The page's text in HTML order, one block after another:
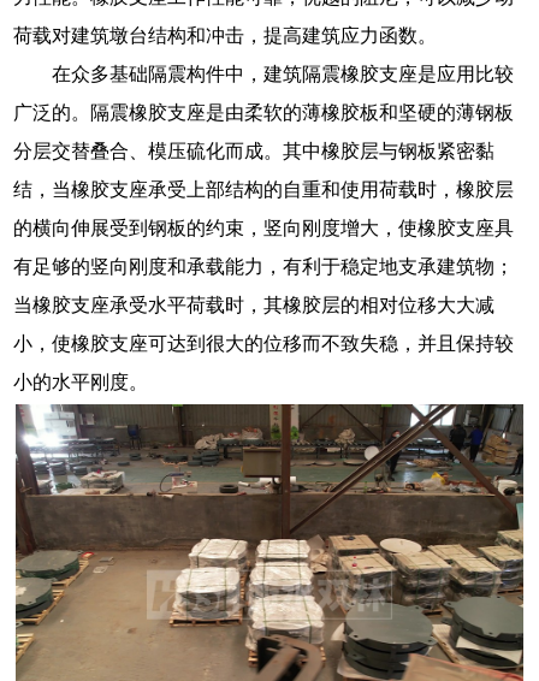
荷载对建筑墩台结构和冲击，提高建筑应力函数。
在众多基础隔震构件中，建筑隔震橡胶支座是应用比较
广泛的。隔震橡胶支座是由柔软的薄橡胶板和坚硬的薄钢板
分层交替叠合、模压硫化而成。其中橡胶层与钢板紧密黏
结，当橡胶支座承受上部结构的自重和使用荷载时，橡胶层
的横向伸展受到钢板的约束，竖向刚度增大，使橡胶支座具
有足够的竖向刚度和承载能力，有利于稳定地支承建筑物；
当橡胶支座承受水平荷载时，其橡胶层的相对位移大大减
小，使橡胶支座可达到很大的位移而不致失稳，并且保持较
小的水平刚度。